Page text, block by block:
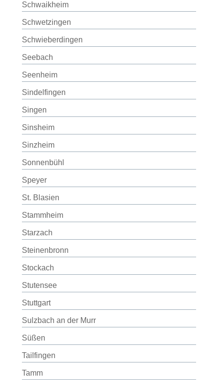
Schwaikheim
Schwetzingen
Schwieberdingen
Seebach
Seenheim
Sindelfingen
Singen
Sinsheim
Sinzheim
Sonnenbühl
Speyer
St. Blasien
Stammheim
Starzach
Steinenbronn
Stockach
Stutensee
Stuttgart
Sulzbach an der Murr
Süßen
Tailfingen
Tamm